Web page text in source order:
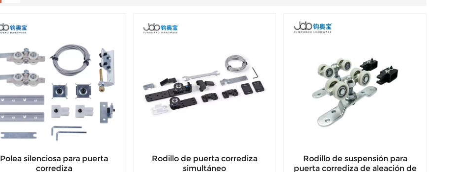
Polea silenciosa para puerta
corrediza
Rodillo de puerta corrediza
simultáneo
Rodillo de suspensión para
puerta corrediza de aleación de